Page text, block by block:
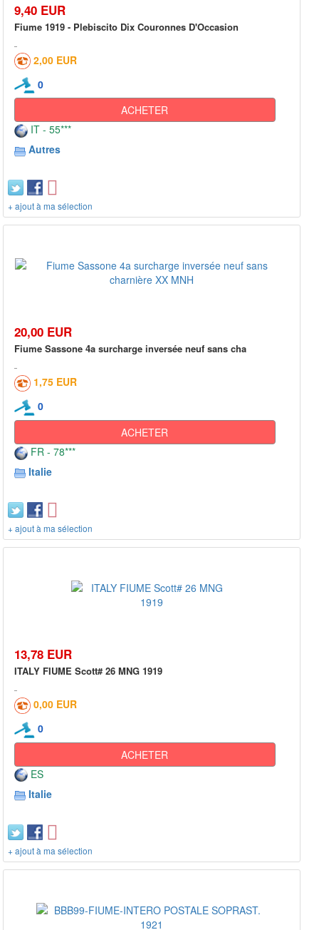
9,40 EUR
Fiume 1919 - Plebiscito Dix Couronnes D'Occasion
2,00 EUR
0
ACHETER
IT - 55***
Autres
+ ajout à ma sélection
20,00 EUR
Fiume Sassone 4a surcharge inversée neuf sans cha
1,75 EUR
0
ACHETER
FR - 78***
Italie
+ ajout à ma sélection
13,78 EUR
ITALY FIUME Scott# 26 MNG 1919
0,00 EUR
0
ACHETER
ES
Italie
+ ajout à ma sélection